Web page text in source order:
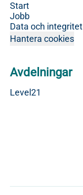
Start
Jobb
Data och integritet
Hantera cookies
Avdelningar
Level21